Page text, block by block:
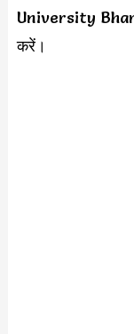
University
करें।